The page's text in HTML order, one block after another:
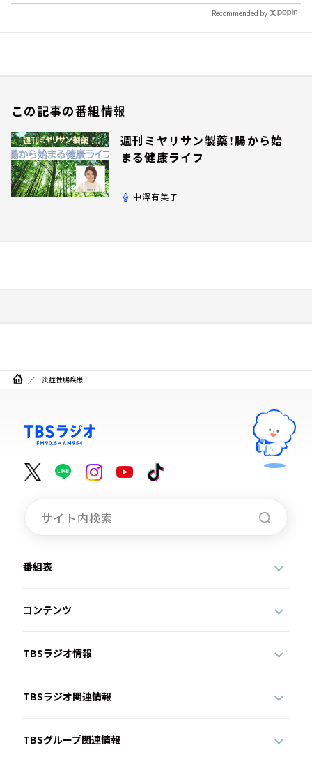
Recommended by
この記事の番組情報
週刊ミヤリサン製薬！腸から始
まる健康ライフ
中澤有美子
炎症性腸疾患
番組表
コンテンツ
TBSラジオ情報
TBSラジオ関連情報
TBSグループ関連情報